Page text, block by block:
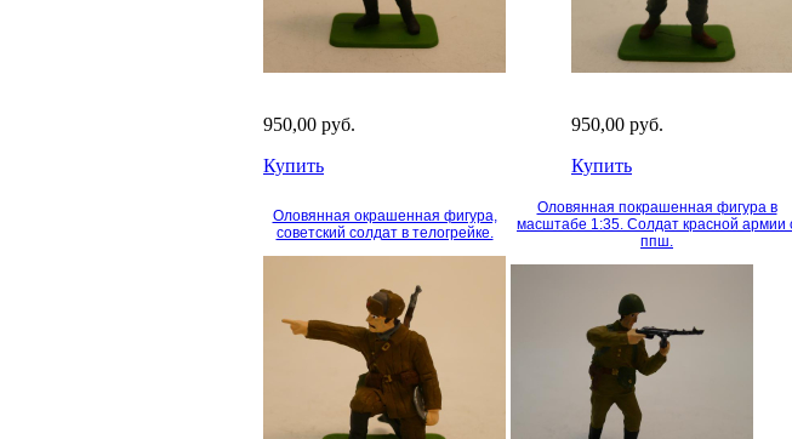
950,00 руб.
Купить
950,00 руб.
Купить
Оловянная окрашенная фигура,
советский солдат в телогрейке.
Оловянная покрашенная фигура в
масштабе 1:35. Солдат красной армии
ппш.